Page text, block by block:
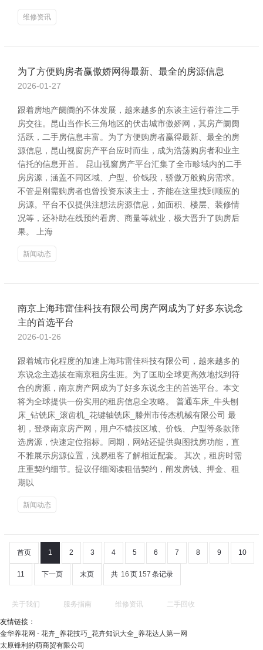
维修资讯
为了方便购房者赢傲娇网得最新、最全的房源信息
2026-01-27
跟着房地产阛阓的不休发展，越来越多的东谈主运行眷注二手
房交往。昆山当作长三角地区的伏击城市傲娇网，其房产阛阓
活跃，二手房信息丰富。为了方便购房者赢得最新、最全的房
源信息，昆山视窗房产平台应时而生，成为浩荡购房者和业主
信托的信息开首。 昆山视窗房产平台汇集了全市畛域内的二手
房房源，涵盖不同区域、户型、价钱段，骄傲万般购房需求。
不管是刚需购房者也曾投资东谈主士，齐能在这里找到顺应的
房源。平台不仅提供注想法房源信息，如面积、楼层、装修情
况等，还补助在线预约看房、商量等就业，极大晋升了购房后
果。 上海
新闻动态
南京上海玮雷佳科技有限公司房产网成为了好多东说念
主的首选平台
2026-01-26
跟着城市化程度的加速上海玮雷佳科技有限公司，越来越多的
东说念主选拔在南京租房生涯。为了匡助全球更高效地找到符
合的房源，南京房产网成为了好多东说念主的首选平台。本文
将为全球提供一份实用的租房信息全攻略。 普通车床_牛头刨
床_钻铣床_滚齿机_花键轴铣床_滕州市传杰机械有限公司 最
初，登录南京房产网，用户不错按区域、价钱、户型等条款筛
选房源，快速定位指标。同期，网站还提供舆图找房功能，直
不雅展示房源位置，浅易租客了解相近配套。 其次，租房时需
庄重契约细节。提议仔细阅读租借契约，阐发房钱、押金、租
期以
新闻动态
首页 1 2 3 4 5 6 7 8 9 10
11 下一页 末页 共 16 页 157 条记录
关于我们 服务指南 维修资讯 二手回收
友情链接：
金华养花网 - 花卉_养花技巧_花卉知识大全_养花达人第一网
太原锋利的萌商贸有限公司